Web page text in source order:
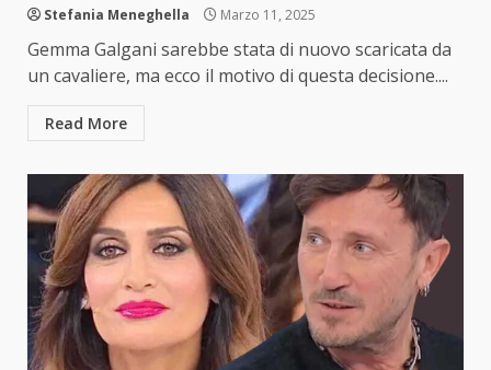
Stefania Meneghella Marzo 11, 2025
Gemma Galgani sarebbe stata di nuovo scaricata da
un cavaliere, ma ecco il motivo di questa decisione....
Read More